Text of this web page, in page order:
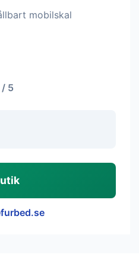
mobilskal
/ 5